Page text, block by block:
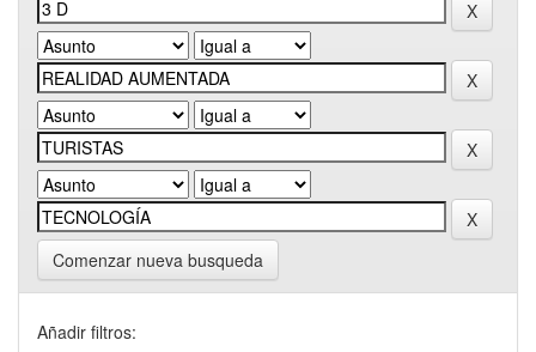
Comenzar nueva busqueda
Añadir filtros: